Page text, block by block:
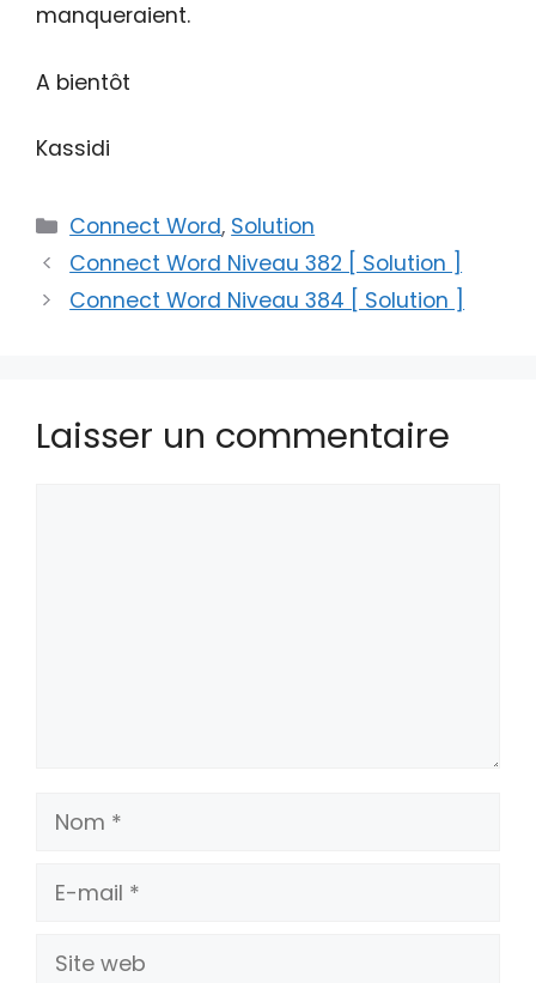
manqueraient.
A bientôt
Kassidi
Catégories
Connect Word, Solution
Connect Word Niveau 382 [ Solution ]
Connect Word Niveau 384 [ Solution ]
Laisser un commentaire
Nom
E-
Site